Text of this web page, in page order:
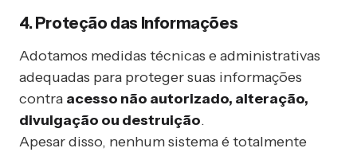
4. Proteção das Informações
Adotamos medidas técnicas e administrativas
adequadas para proteger suas informações
contra acesso não autorizado, alteração,
divulgação ou destruição.
Apesar disso, nenhum sistema é totalmente